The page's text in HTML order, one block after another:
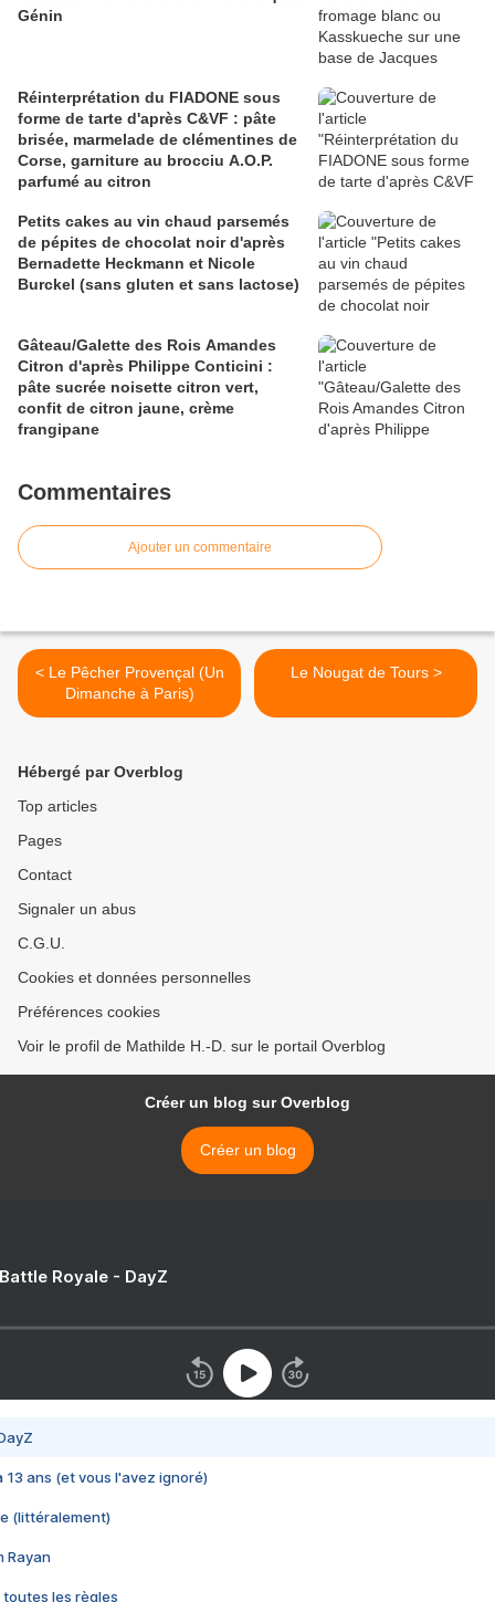
Génin
Réinterprétation du FIADONE sous
forme de tarte d'après C&VF : pâte
brisée, marmelade de clémentines de
Corse, garniture au brocciu A.O.P.
parfumé au citron
Petits cakes au vin chaud parsemés
de pépites de chocolat noir d'après
Bernadette Heckmann et Nicole
Burckel (sans gluten et sans lactose)
Gâteau/Galette des Rois Amandes
Citron d'après Philippe Conticini :
pâte sucrée noisette citron vert,
confit de citron jaune, crème
frangipane
Commentaires
Ajouter un commentaire
< Le Pêcher Provençal (Un
Dimanche à Paris)
Le Nougat de Tours >
Hébergé par Overblog
Top articles
Pages
Contact
Signaler un abus
C.G.U.
Cookies et données personnelles
Préférences cookies
Voir le profil de Mathilde H.-D. sur le portail Overblog
Créer un blog sur Overblog
Créer un blog
Royale - DayZ
13 ans (et vous l'avez ignoré)
(littéralement)
Rayan
toutes les règles